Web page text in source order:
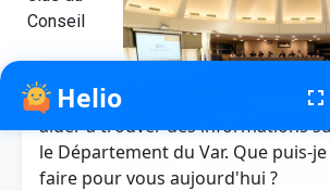
Conseil
Helio fenêtre de fullscreen
Bonjour, je suis Helio. Je peux vous
aider à trouver des informations
le Département du Var. Que puis-je
faire pour vous aujourd'hui ?